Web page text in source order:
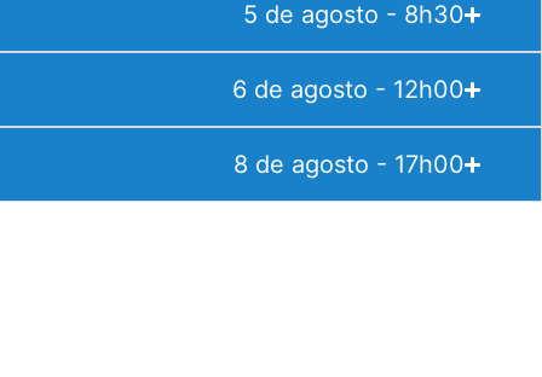
5 de agosto - 8h30
6 de agosto - 12h00
8 de agosto - 17h00